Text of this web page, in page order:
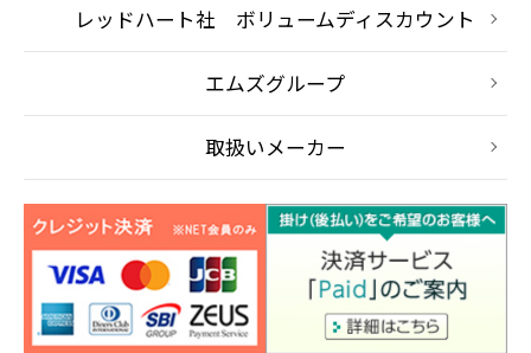
レッドハート社 ボリュームディスカウント
エムズグループ
取扱いメーカー